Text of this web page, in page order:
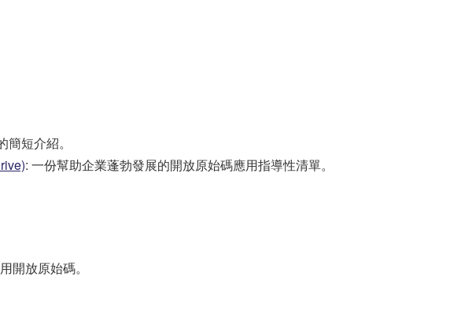
短介紹。
: 一份幫助企業蓬勃發展的開放原始碼應用指導性清單。
開放原始碼。